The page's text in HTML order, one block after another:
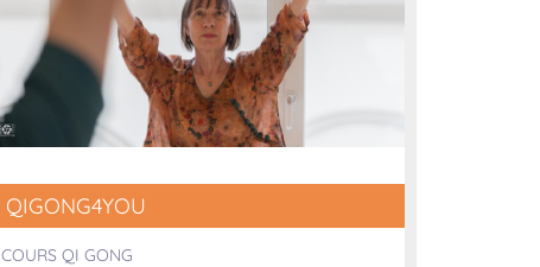
QIGONG4YOU
COURS QI GONG